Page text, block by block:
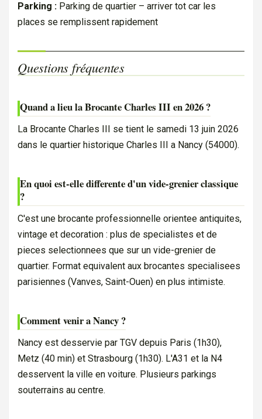
Parking : Parking de quartier – arriver tot car les
places se remplissent rapidement
Questions fréquentes
Quand a lieu la Brocante Charles III en 2026 ?
La Brocante Charles III se tient le samedi 13 juin 2026
dans le quartier historique Charles III a Nancy (54000).
En quoi est-elle differente d'un vide-grenier classique
?
C'est une brocante professionnelle orientee antiquites,
vintage et decoration : plus de specialistes et de
pieces selectionnees que sur un vide-grenier de
quartier. Format equivalent aux brocantes specialisees
parisiennes (Vanves, Saint-Ouen) en plus intimiste.
Comment venir a Nancy ?
Nancy est desservie par TGV depuis Paris (1h30),
Metz (40 min) et Strasbourg (1h30). L'A31 et la N4
desservent la ville en voiture. Plusieurs parkings
souterrains au centre.